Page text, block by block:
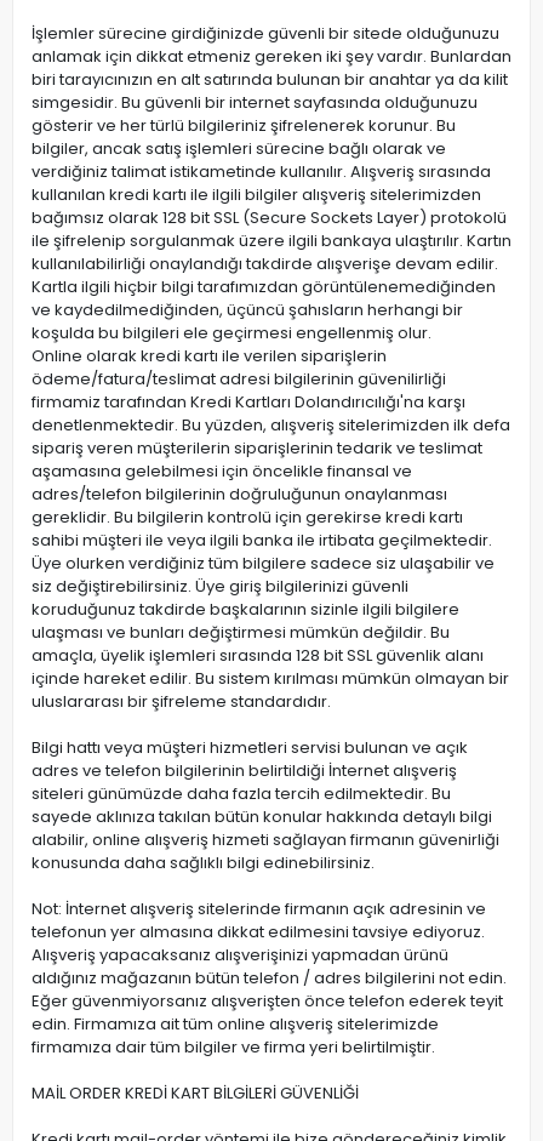
İşlemler sürecine girdiğinizde güvenli bir sitede olduğunuzu
anlamak için dikkat etmeniz gereken iki şey vardır. Bunlardan
biri tarayıcınızın en alt satırında bulunan bir anahtar ya da kilit
simgesidir. Bu güvenli bir internet sayfasında olduğunuzu
gösterir ve her türlü bilgileriniz şifrelenerek korunur. Bu
bilgiler, ancak satış işlemleri sürecine bağlı olarak ve
verdiğiniz talimat istikametinde kullanılır. Alışveriş sırasında
kullanılan kredi kartı ile ilgili bilgiler alışveriş sitelerimizden
bağımsız olarak 128 bit SSL (Secure Sockets Layer) protokolü
ile şifrelenip sorgulanmak üzere ilgili bankaya ulaştırılır. Kartın
kullanılabilirliği onaylandığı takdirde alışverişe devam edilir.
Kartla ilgili hiçbir bilgi tarafımızdan görüntülenemediğinden
ve kaydedilmediğinden, üçüncü şahısların herhangi bir
koşulda bu bilgileri ele geçirmesi engellenmiş olur.
Online olarak kredi kartı ile verilen siparişlerin
ödeme/fatura/teslimat adresi bilgilerinin güvenilirliği
firmamiz tarafından Kredi Kartları Dolandırıcılığı'na karşı
denetlenmektedir. Bu yüzden, alışveriş sitelerimizden ilk defa
sipariş veren müşterilerin siparişlerinin tedarik ve teslimat
aşamasına gelebilmesi için öncelikle finansal ve
adres/telefon bilgilerinin doğruluğunun onaylanması
gereklidir. Bu bilgilerin kontrolü için gerekirse kredi kartı
sahibi müşteri ile veya ilgili banka ile irtibata geçilmektedir.
Üye olurken verdiğiniz tüm bilgilere sadece siz ulaşabilir ve
siz değiştirebilirsiniz. Üye giriş bilgilerinizi güvenli
koruduğunuz takdirde başkalarının sizinle ilgili bilgilere
ulaşması ve bunları değiştirmesi mümkün değildir. Bu
amaçla, üyelik işlemleri sırasında 128 bit SSL güvenlik alanı
içinde hareket edilir. Bu sistem kırılması mümkün olmayan bir
uluslararası bir şifreleme standardıdır.
Bilgi hattı veya müşteri hizmetleri servisi bulunan ve açık
adres ve telefon bilgilerinin belirtildiği İnternet alışveriş
siteleri günümüzde daha fazla tercih edilmektedir. Bu
sayede aklınıza takılan bütün konular hakkında detaylı bilgi
alabilir, online alışveriş hizmeti sağlayan firmanın güvenirliği
konusunda daha sağlıklı bilgi edinebilirsiniz.
Not: İnternet alışveriş sitelerinde firmanın açık adresinin ve
telefonun yer almasına dikkat edilmesini tavsiye ediyoruz.
Alışveriş yapacaksanız alışverişinizi yapmadan ürünü
aldığınız mağazanın bütün telefon / adres bilgilerini not edin.
Eğer güvenmiyorsanız alışverişten önce telefon ederek teyit
edin. Firmamıza ait tüm online alışveriş sitelerimizde
firmamıza dair tüm bilgiler ve firma yeri belirtilmiştir.
MAİL ORDER KREDİ KART BİLGİLERİ GÜVENLİĞİ